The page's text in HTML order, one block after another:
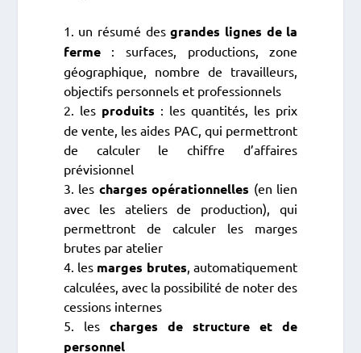
1. un résumé desgrandes lignes de la
ferme: surfaces, productions, zone
géographique, nombre de travailleurs,
objectifs personnels et professionnels
2. les produits : les quantités, les prix
de vente, les aides PAC, qui permettront
de calculer le chiffre d’affaires
prévisionnel
3. les charges opérationnelles (en lien
avec les ateliers de production), qui
permettront de calculer les marges
brutes par atelier
4. les marges brutes, automatiquement
calculées, avec la possibilité de noter des
cessions internes
5. les charges de structure et de
personnel